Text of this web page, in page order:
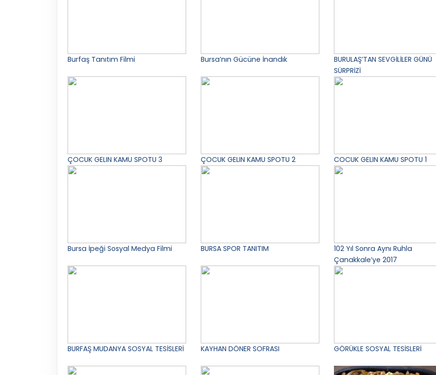
Burfaş Tanıtım Filmi Bursa’nın Gücüne İnandık
BURULAŞ’TAN SEVGİLİLER GÜNÜ
SÜRPRİZİ
ÇOCUK GELIN KAMU SPOTU 3 ÇOCUK GELIN KAMU SPOTU 2 COCUK GELIN KAMU SPOTU 1
Bursa İpeği Sosyal Medya Filmi BURSA SPOR TANITIM
102 Yıl Sonra Aynı Ruhla
Çanakkale’ye 2017
BURFAŞ MUDANYA SOSYAL TESİSLERİ KAYHAN DÖNER SOFRASI GÖRÜKLE SOSYAL TESİSLERİ